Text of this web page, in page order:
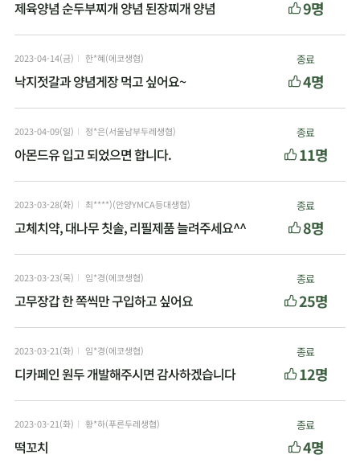
제육양념 순두부찌개 양념 된장찌개 양념 9명
2023-04-14(금) 한*혜(에코생협)
낙지젓갈과 양념게장 먹고 싶어요~
종료
4명
2023-04-09(일) 정*은(서울남부두레생협)
아몬드유 입고 되었으면 합니다.
종료
11명
2023-03-28(화) 최****)(안양YMCA등대생협)
고체치약, 대나무 칫솔, 리필제품 늘려주세요^^
종료
8명
2023-03-23(목) 임*경(에코생협)
고무장갑 한 쪽씩만 구입하고 싶어요
종료
25명
2023-03-21(화) 임*경(에코생협)
디카페인 원두 개발해주시면 감사하겠습니다
종료
12명
2023-03-21(화) 황*하(푸른두레생협)
떡꼬치
종료
4명